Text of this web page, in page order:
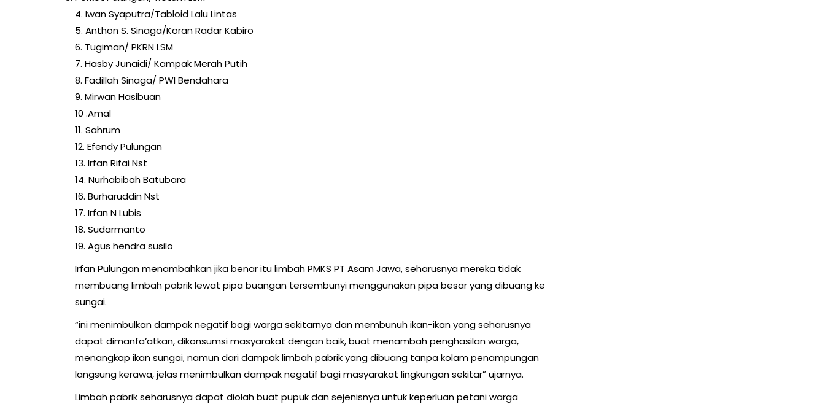
4. Iwan Syaputra/Tabloid Lalu Lintas
5. Anthon S. Sinaga/Koran Radar Kabiro
6. Tugiman/ PKRN LSM
7. Hasby Junaidi/ Kampak Merah Putih
8. Fadillah Sinaga/ PWI Bendahara
9. Mirwan Hasibuan
10 .Amal
11. Sahrum
12. Efendy Pulungan
13. Irfan Rifai Nst
14. Nurhabibah Batubara
16. Burharuddin Nst
17. Irfan N Lubis
18. Sudarmanto
19. Agus hendra susilo
Irfan Pulungan menambahkan jika benar itu limbah PMKS PT Asam Jawa, seharusnya mereka tidak
membuang limbah pabrik lewat pipa buangan tersembunyi menggunakan pipa besar yang dibuang ke
sungai.
“ini menimbulkan dampak negatif bagi warga sekitarnya dan membunuh ikan-ikan yang seharusnya
dapat dimanfa’atkan, dikonsumsi masyarakat dengan baik, buat menambah penghasilan warga,
menangkap ikan sungai, namun dari dampak limbah pabrik yang dibuang tanpa kolam penampungan
langsung kerawa, jelas menimbulkan dampak negatif bagi masyarakat lingkungan sekitar” ujarnya.
Limbah pabrik seharusnya dapat diolah buat pupuk dan sejenisnya untuk keperluan petani warga